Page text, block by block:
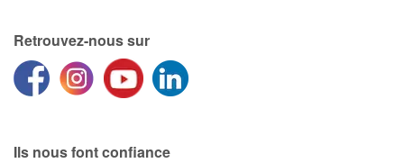
Amour et amitié
Sujets de société
Retrouvez-nous sur
Ils nous font confiance